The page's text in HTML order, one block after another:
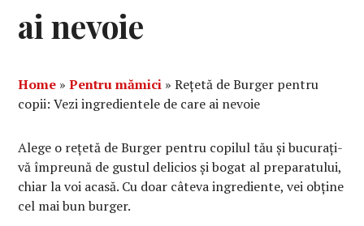
ai nevoie
Home »Pentru mămici »Rețetă de Burger pentru
copii: Vezi ingredientele de care ai nevoie
Alege o rețetă de Burger pentru copilul tău și bucurați-
vă împreună de gustul delicios și bogat al preparatului,
chiar la voi acasă. Cu doar câteva ingrediente, vei obține
cel mai bun burger.